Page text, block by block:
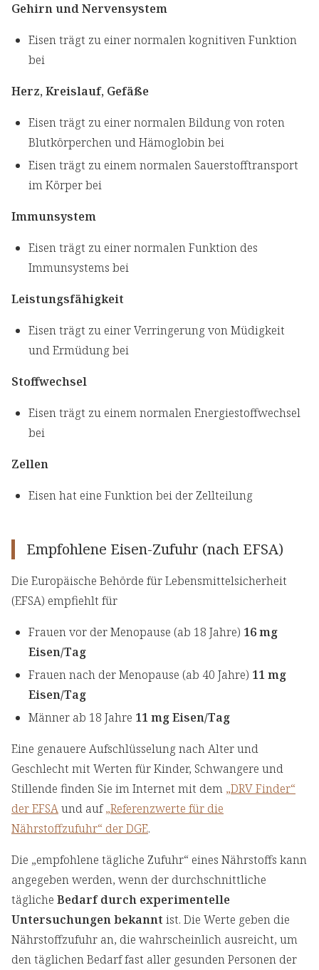
Gehirn und Nervensystem
Eisen trägt zu einer normalen kognitiven Funktion
bei
Herz, Kreislauf, Gefäße
Eisen trägt zu einer normalen Bildung von roten
Blutkörperchen und Hämoglobin bei
Eisen trägt zu einem normalen Sauerstofftransport
im Körper bei
Immunsystem
Eisen trägt zu einer normalen Funktion des
Immunsystems bei
Leistungsfähigkeit
Eisen trägt zu einer Verringerung von Müdigkeit
und Ermüdung bei
Stoffwechsel
Eisen trägt zu einem normalen Energiestoffwechsel
bei
Zellen
Eisen hat eine Funktion bei der Zellteilung
Empfohlene Eisen-Zufuhr (nach EFSA)
Die Europäische Behörde für Lebensmittelsicherheit
(EFSA) empfiehlt für
Frauen vor der Menopause (ab 18 Jahre) 16 mg
Eisen/Tag
Frauen nach der Menopause (ab 40 Jahre) 11 mg
Eisen/Tag
Männer ab 18 Jahre 11 mg Eisen/Tag
Eine genauere Aufschlüsselung nach Alter und
Geschlecht mit Werten für Kinder, Schwangere und
Stillende finden Sie im Internet mit dem „DRV Finder“
der EFSAund auf„Referenzwerte für die
Nährstoffzufuhr“ der DGE.
Die „empfohlene tägliche Zufuhr“ eines Nährstoffs kann
angegeben werden, wenn der durchschnittliche
tägliche Bedarf durch experimentelle
Untersuchungen bekannt ist. Die Werte geben die
Nährstoffzufuhr an, die wahrscheinlich ausreicht, um
den täglichen Bedarf fast aller gesunden Personen der